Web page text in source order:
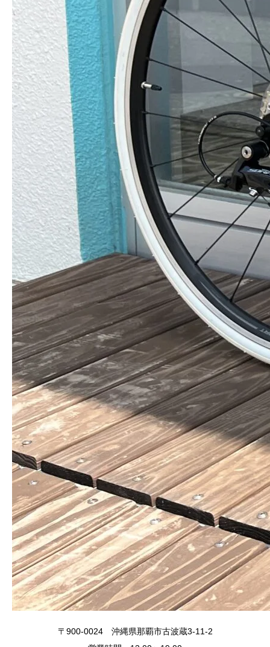
〒900-0024 沖縄県那覇市古波蔵3-11-2